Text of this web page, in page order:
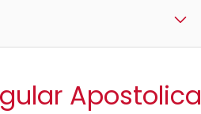
Apostolica